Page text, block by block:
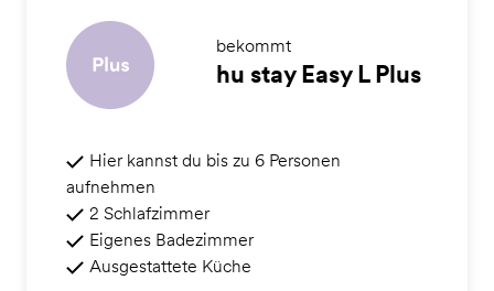
bekommt
hu stay Easy L Plus
Hier kannst du bis zu 6 Personen
aufnehmen
2 Schlafzimmer
Eigenes Badezimmer
Ausgestattete Küche